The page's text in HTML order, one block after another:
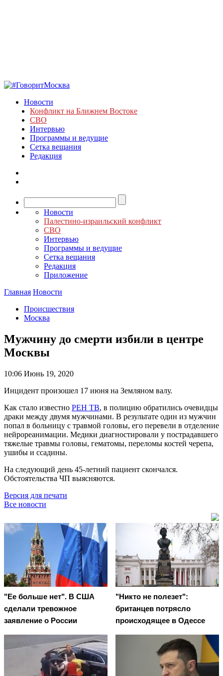
Новости
Конфликт на Ближнем Востоке
СВО
Интервью
Программы и ведущие
Сетка вещания
Редакция
Новости
Палестино-израильский конфликт
СВО
Интервью
Программы и ведущие
Сетка вещания
Редакция
Приложение
Главная Новости
Происшествия
Москва
Мужчину до смерти избили в центре
Москвы
10:06 Июнь 19, 2020
Инцидент произошел 17 июня на Земляном валу.
Как стало известно РЕН ТВ, в полицию обратились очевидцы
драки между двумя мужчинами. В результате один из мужчин
попал в больницу с травмой головы, его перевели в отделение
нейрореанимации. Медики диагностировали у пострадавшего
тяжелые травмы головы, гематомы, переломы костей черепа,
ушибы и ссадины.
На следующий день 45-летний пациент скончался.
Обстоятельства ЧП выясняются.
Версия для печати
Все новости
"Ее больше нет". В США
сделали тревожное
заявление о России
"Никто не полезет":
британцев потрясло
происходящее в Одессе